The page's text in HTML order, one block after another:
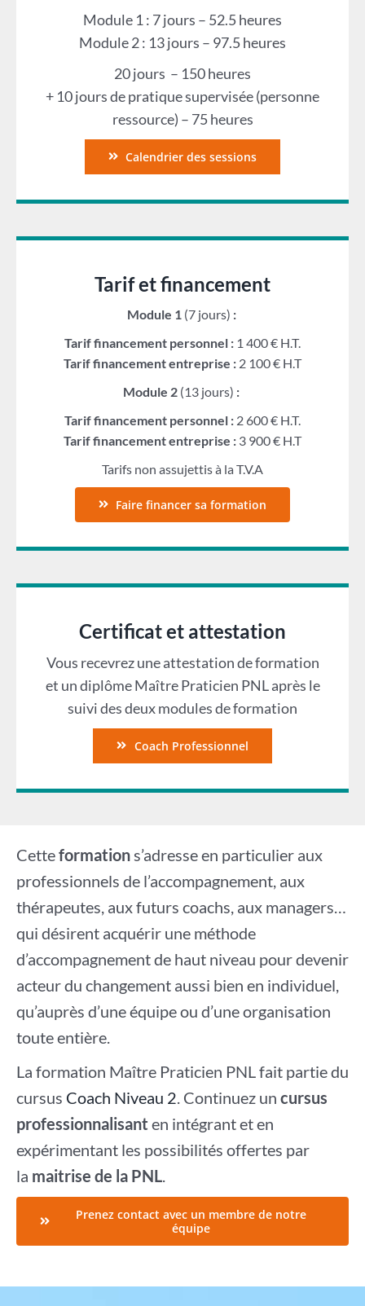
Module 1 : 7 jours – 52.5 heures
Module 2 : 13 jours – 97.5 heures
20 jours – 150 heures
+ 10 jours de pratique supervisée (personne
ressource) – 75 heures
Calendrier des sessions
Tarif et financement
Module 1 (7 jours) :
Tarif financement personnel : 1 400 € H.T.
Tarif financement entreprise : 2 100 € H.T
Module 2 (13 jours) :
Tarif financement personnel : 2 600 € H.T.
Tarif financement entreprise : 3 900 € H.T
Tarifs non assujettis à la T.V.A
Faire financer sa formation
Certificat et attestation
Vous recevrez une attestation de formation
et un diplôme Maître Praticien PNL après le
suivi des deux modules de formation
Coach Professionnel
Cetteformations’adresse en particulier aux
professionnels de l’accompagnement, aux
thérapeutes, aux futurs coachs, aux managers…
qui désirent acquérir une méthode
d’accompagnement de haut niveau pour devenir
acteur du changement aussi bien en individuel,
qu’auprès d’une équipe ou d’une organisation
toute entière.
La formation Maître Praticien PNL fait partie du
cursus Coach Niveau 2. Continuez un cursus
professionnalisant en intégrant et en
expérimentant les possibilités offertes par
la maitrise de la PNL.
Prenez contact avec un membre de notre
équipe